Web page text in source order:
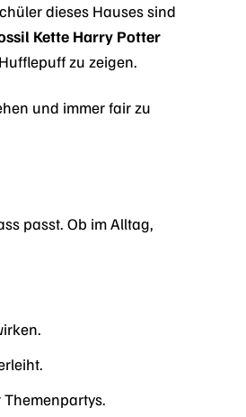
dieses Hauses sind
Kette Harry Potter
zu zeigen.
und immer fair zu
passt. Ob im Alltag,